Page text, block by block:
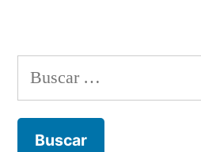
soy
servidor!!
Buscar: